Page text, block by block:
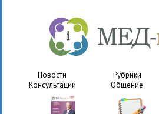
Новости Рубрики
Консультации
Общение